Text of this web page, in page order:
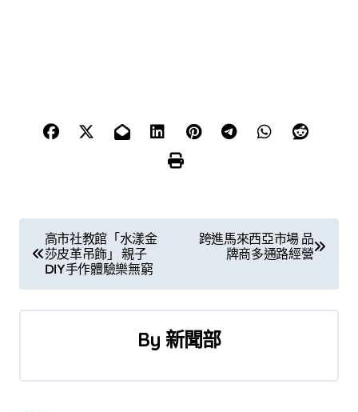
章
導
高市社教館「水漾金
莎皮革吊飾」 親子
DIY手作體驗樂無窮
跨進馬來西亞市場 品
牌商多通路經營
By 新聞部